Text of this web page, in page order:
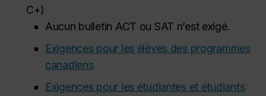
C+)
Aucun bulletin ACT ou SAT n’est exigé.
Exigences pour les élèves des programmes
canadiens
Exigences pour les étudiantes et étudiants